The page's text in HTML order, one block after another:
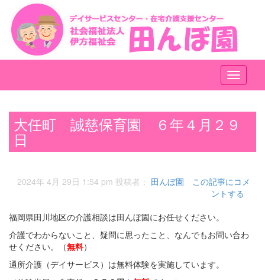
メ
ニ
ー
大任町 誠慈保育園 ６年４月２９
日
2024年 4月 29日 1:54 pm 投稿者： 田んぼ園
この記事にコメ
ントする
福岡県田川地区の介護相談は田んぼ園にお任せください。
介護でわからないこと、疑問に思ったこと、なんでもお問い合わ
せください。（無料）
通所介護（デイサービス）は無料体験を実施しています。